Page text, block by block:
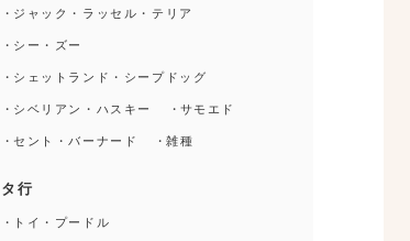
ジャック・ラッセル・テリア
シー・ズー
シェットランド・シープドッグ
シベリアン・ハスキー
サモエド
セント・バーナード
雑種
タ行
トイ・プードル